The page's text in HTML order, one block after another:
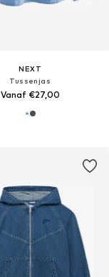
NEXT
Tussenjas
Vanaf €27,00